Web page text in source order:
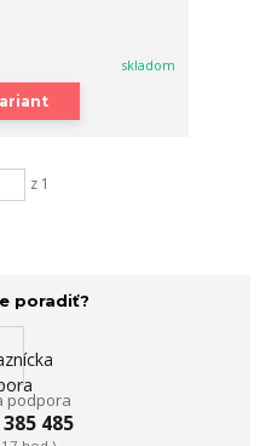
skladom
z 1
poradiť?
podpora
485